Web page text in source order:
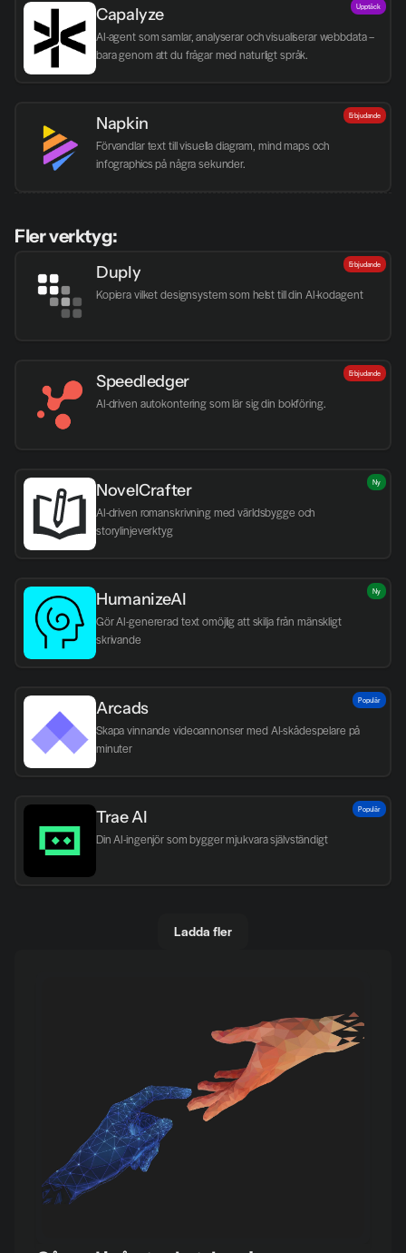
Capalyze
AI-agent som samlar, analyserar och visualiserar webbdata –
bara genom att du frågar med naturligt språk.
Upptäck
Napkin
Förvandlar text till visuella diagram, mind maps och
infographics på några sekunder.
Erbjudande
Fler verktyg:
Duply
Kopiera vilket designsystem som helst till din AI-kodagent
Erbjudande
Speedledger
AI-driven autokontering som lär sig din bokföring.
Erbjudande
NovelCrafter
AI-driven romanskrivning med världsbygge och
storylinjeverktyg
Ny
HumanizeAI
Gör AI-genererad text omöjlig att skilja från mänskligt
skrivande
Ny
Arcads
Skapa vinnande videoannonser med AI-skådespelare på
minuter
Populär
Trae AI
Din AI-ingenjör som bygger mjukvara självständigt
Populär
Ladda fler